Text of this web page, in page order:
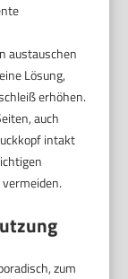
austauschen
Lösung,
erhöhen.
auch
intakt
zum